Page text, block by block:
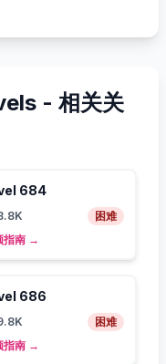
- 相关关
684
困难
指南 →
686
困难
指南 →